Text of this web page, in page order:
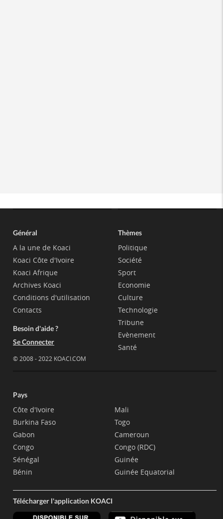
Général
A la une de Koaci
Koaci Côte d'Ivoire
Koaci Afrique
Archives Koaci
Conditions d'utilisation
Contacts
Besoin d'aide ?
Se Connecter
© 2008 - 2022 KOACI.COM
Thèmes
Politique
Société
Sport
Economie
Culture
Technologie
Tribune
Evènement
Santé
Pays
Côte d'Ivoire
Burkina Faso
Gabon
Congo
Sénégal
Bénin
Mali
Togo
Cameroun
Congo (RDC)
Guinée
Guinée Equatorial
Télécharger l'application KOACI